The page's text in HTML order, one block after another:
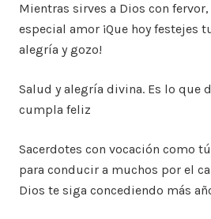
Mientras sirves a Dios con
especial amor ¡Que hoy festejes
alegría y gozo!
Salud y alegría divina. Es lo que
cumpla feliz
Sacerdotes con vocación como
para conducir a muchos por el
Dios te siga concediendo más